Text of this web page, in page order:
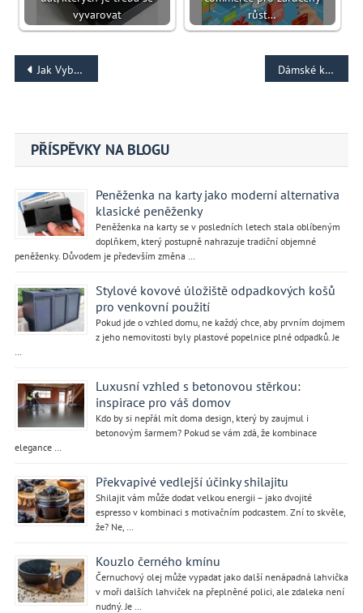
vyvarovat
růst…
Navigace
příspěvek
Jak Vybrat Vhodnou Chladicí Kapalinu do Auta Dámské kotníkové boty, ve kterých se můžete předvést jako rocková hvězda
PŘÍSPĚVKY NA BLOGU
Peněženka na karty jako moderní alternativa
klasické peněženky
Peněženka na karty se v posledních letech stala oblíbeným
doplňkem, který postupně nahrazuje tradiční objemné
peněženky. Důvodem je především změna …
Stylové kovové úložiště odpadkových košů
pro venkovní použití
Pokud jde o vzhled domu, ne každý chce, aby prvním dojmem
z jeho nemovitosti byly plastové popelnice plné odpadků. Je
Luxusní vzhled s betonovou stěrkou:
inspirace pro váš domov
Kdo by si nepřál mít doma design, který by zaujmul i
betonovým šarmem? Pokud se vám zdá, že kombinace
elegance …
Překvapivé vedlejší účinky shilajitu
Shilajit vám může dodat velkou energii – jako dvojité
espresso v kombinaci s motivačním podcastem. Zní to skvěle,
že? Ne, …
Kouzlo černého kmínu
Černuchový olej může vypadat jako další nenápadná lahvička
v moři dalších lahviček na přeplněné polici, ale zdaleka není
nudný. Je …